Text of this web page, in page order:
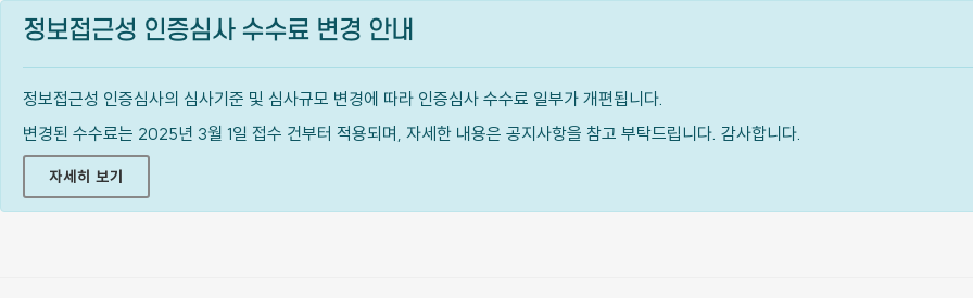
정보접근성 인증심사 수수료 변경 안내
정보접근성 인증심사의 심사기준 및 심사규모 변경에 따라 인증심사 수수료 일부가 개편됩니다.
변경된 수수료는 2025년 3월 1일 접수 건부터 적용되며, 자세한 내용은 공지사항을 참고 부탁드립니다. 감사합니다.
자세히 보기